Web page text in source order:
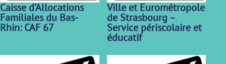
Caisse d’Allocations
Familiales du Bas-
Rhin: CAF 67
Ville et Eurométropole
de Strasbourg –
Service périscolaire et
éducatif